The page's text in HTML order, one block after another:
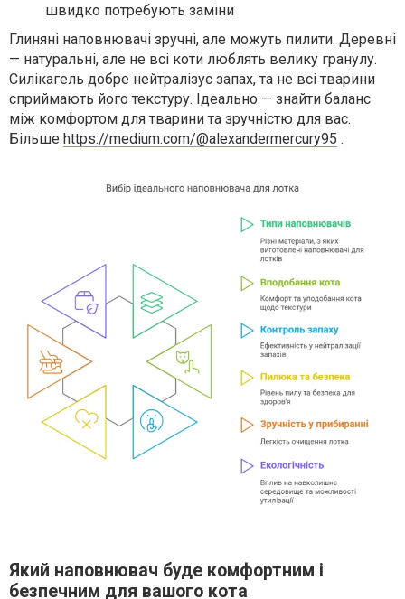
швидко потребують заміни
Глиняні наповнювачі зручні, але можуть пилити. Деревні
— натуральні, але не всі коти люблять велику гранулу.
Силікагель добре нейтралізує запах, та не всі тварини
сприймають його текстуру. Ідеально — знайти баланс
між комфортом для тварини та зручністю для вас.
Більше https://medium.com/@alexandermercury95 .
Який наповнювач буде комфортним і
безпечним для вашого кота